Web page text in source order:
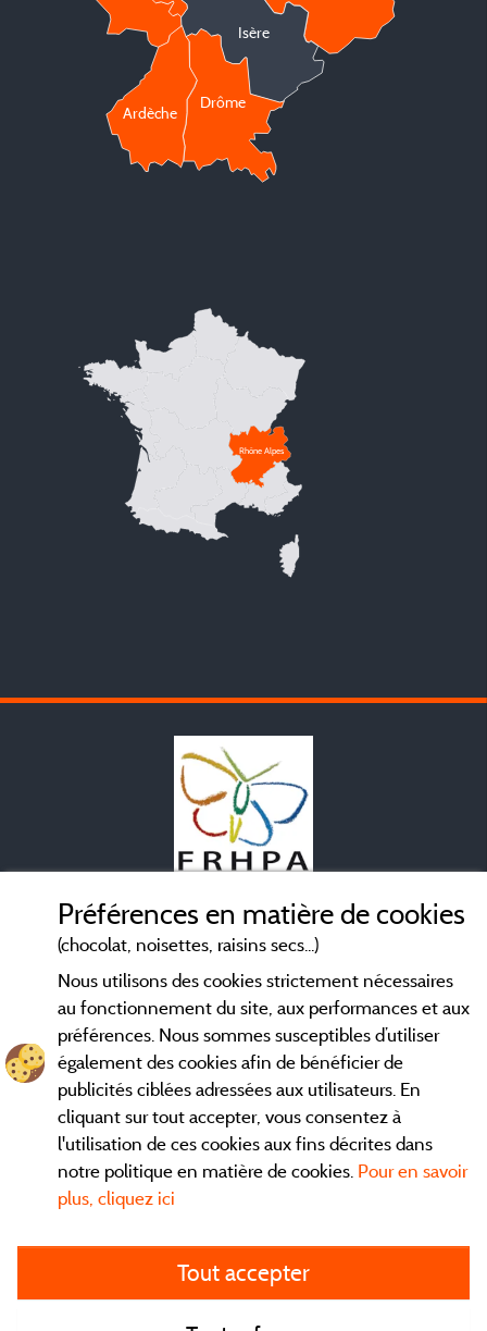
Isère
Drôme
Ardèche
Rhône Alpes
Conditions générales d'utilisation
Contact
CGV
Les meilleurscampings en Isère
adhérents et découvrez nos meilleures offres dans le
directement ici en ligne avant de contacter le camping pour
Préférences en matière de cookies
(chocolat, noisettes, raisins secs...)
Nous utilisons des cookies strictement nécessaires
au fonctionnement du site, aux performances et aux
préférences. Nous sommes susceptibles d’utiliser
également des cookies afin de bénéficier de
publicités ciblées adressées aux utilisateurs. En
cliquant sur tout accepter, vous consentez à
l'utilisation de ces cookies aux fins décrites dans
notre politique en matière de cookies. Pour en savoir
plus, cliquez ici
Tout accepter